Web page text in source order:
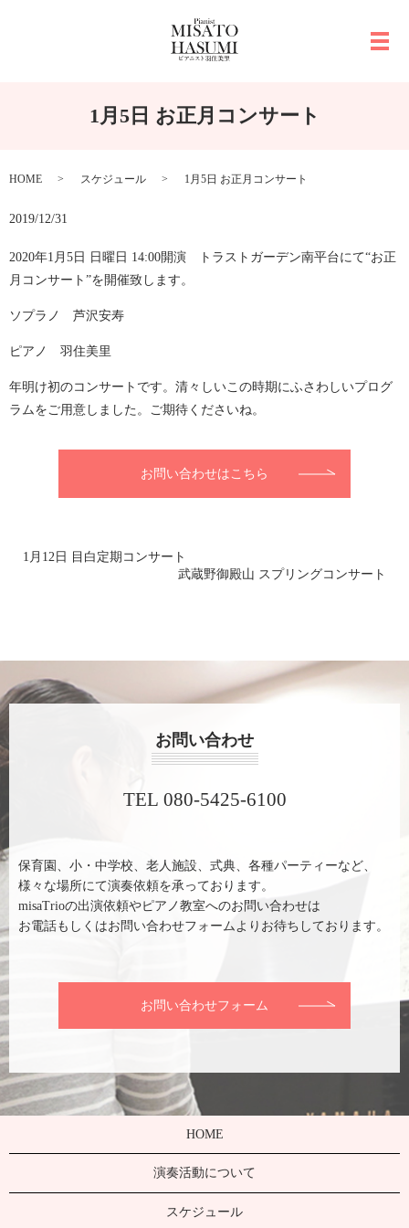
メ
1月5日 お正月コンサート
HOME スケジュール 1月5日 お正月コンサート
2019/12/31
2020年1月5日 日曜日 14:00開演 トラストガーデン南平台にて“お正
月コンサート”を開催致します。
ソプラノ 芦沢安寿
ピアノ 羽住美里
年明け初のコンサートです。清々しいこの時期にふさわしいプログ
ラムをご用意しました。ご期待くださいね。
お問い合わせはこちら
1月12日 目白定期コンサート
武蔵野御殿山 スプリングコンサート
お問い合わせ
TEL 080-5425-6100
保育園、小・中学校、老人施設、式典、各種パーティーなど、
様々な場所にて演奏依頼を承っております。
misaTrioの出演依頼やピアノ教室へのお問い合わせは
お電話もしくはお問い合わせフォームよりお待ちしております。
お問い合わせフォーム
HOME
演奏活動について
スケジュール